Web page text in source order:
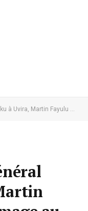
rend hommage au vaillant soldat